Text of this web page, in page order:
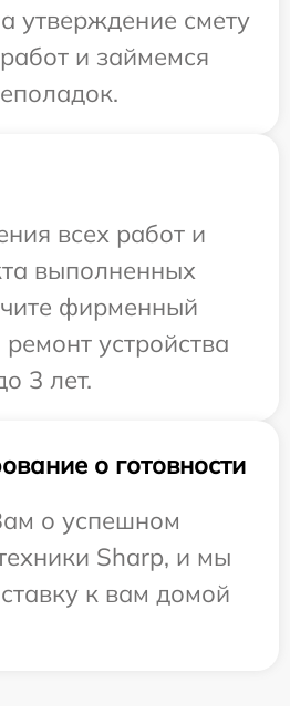
утверждение смету
и займемся
всех работ и
выполненных
фирменный
устройства
3 лет.
о готовности
о успешном
Sharp, и мы
к вам домой